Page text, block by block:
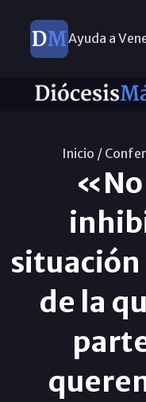
Ayuda a
Inicio /
«No
situación
de la